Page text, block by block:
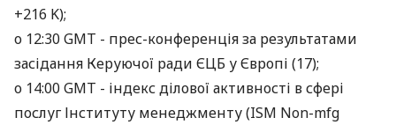
+216 K);
о 12:30 GMT - прес-конференція за результатами
засідання Керуючої ради ЄЦБ у Європі (17);
о 14:00 GMT - індекс ділової активності в сфері
послуг Інституту менеджменту (ISM Non-mfg